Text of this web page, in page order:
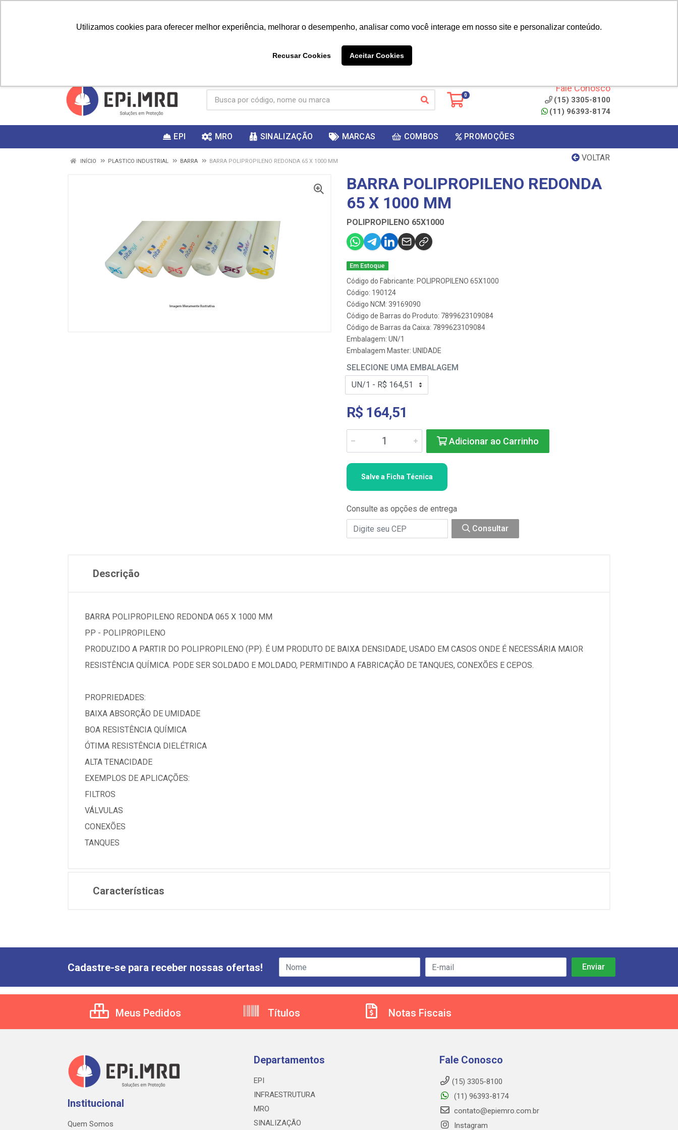
Utilizamos cookies para oferecer melhor experiência, melhorar o desempenho, analisar como você interage em nosso site e personalizar conteúdo.
Recusar Cookies Aceitar Cookies
ganhar
0
Fale Conosco
(15) 3305-8100
(11) 96393-8174
EPI MRO SINALIZAÇÃO MARCAS COMBOS PROMOÇÕES
VOLTAR
INÍCIO PLASTICO INDUSTRIAL BARRA BARRA POLIPROPILENO REDONDA 65 X 1000 MM
BARRA POLIPROPILENO REDONDA
65 X 1000 MM
POLIPROPILENO 65X1000
Em Estoque
Código do Fabricante: POLIPROPILENO 65X1000
Código: 190124
Código NCM: 39169090
Código de Barras do Produto: 7899623109084
Código de Barras da Caixa: 7899623109084
Embalagem: UN/1
Embalagem Master: UNIDADE
SELECIONE UMA EMBALAGEM
R$ 164,51
Adicionar ao Carrinho
Salve a Ficha Técnica
Consulte as opções de entrega
Consultar
Descrição
BARRA POLIPROPILENO REDONDA 065 X 1000 MM
PP - POLIPROPILENO
PRODUZIDO A PARTIR DO POLIPROPILENO (PP). É UM PRODUTO DE BAIXA DENSIDADE, USADO EM CASOS ONDE É NECESSÁRIA MAIOR
RESISTÊNCIA QUÍMICA. PODE SER SOLDADO E MOLDADO, PERMITINDO A FABRICAÇÃO DE TANQUES, CONEXÕES E CEPOS.
PROPRIEDADES:
BAIXA ABSORÇÃO DE UMIDADE
BOA RESISTÊNCIA QUÍMICA
ÓTIMA RESISTÊNCIA DIELÉTRICA
ALTA TENACIDADE
EXEMPLOS DE APLICAÇÕES:
FILTROS
VÁLVULAS
CONEXÕES
TANQUES
Características
Cadastre-se para receber nossas ofertas!
Meus Pedidos Títulos Notas Fiscais
Institucional
Quem Somos
Departamentos
EPI
INFRAESTRUTURA
MRO
SINALIZAÇÃO
Fale Conosco
(15) 3305-8100
(11) 96393-8174
contato@epiemro.com.br
Instagram